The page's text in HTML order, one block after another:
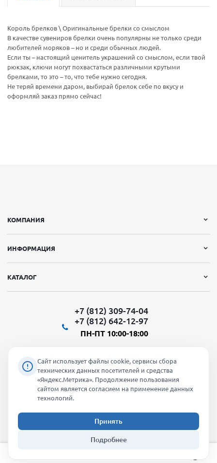
Король брелков \ Оригинальные брелки со смыслом
В качестве сувениров брелки очень популярны не только среди
любителей моряков – но и среди обычных людей.
Если ты – настоящий ценитель украшений со смыслом, если твой
рюкзак, ключи могут похвастаться различными крутыми
брелками, то это – то, что тебе нужно сегодня.
Не теряй времени даром, выбирай брелок себе по вкусу и
оформляй заказ прямо сейчас!
КОМПАНИЯ
ИНФОРМАЦИЯ
КАТАЛОГ
+7 (812) 309-74-04
+7 (812) 642-12-97
ПН-ПТ 10:00-18:00
Мы в социальных сетях:
2026 © "Молти" - оптовый магазин
info@molti-shop.ru
Сайт использует файлы cookie, сервисы сбора
технических данных посетителей и средства
«Яндекс.Метрика». Продолжение пользования
сайтом является согласием на применение данных
технологий.
Принять
Подробнее